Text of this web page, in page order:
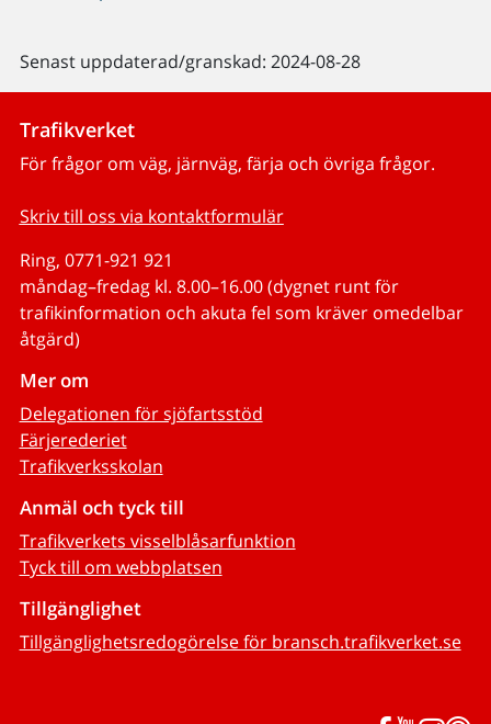
Senast uppdaterad/granskad: 2024-08-28
Trafikverket
För frågor om väg, järnväg, färja och övriga frågor.
Skriv till oss via kontaktformulär
Ring, 0771-921 921
måndag–fredag kl. 8.00–16.00 (dygnet runt för
trafikinformation och akuta fel som kräver omedelbar
åtgärd)
Mer om
Delegationen för sjöfartsstöd
Färjerederiet
Trafikverksskolan
Anmäl och tyck till
Trafikverkets visselblåsarfunktion
Tyck till om webbplatsen
Tillgänglighet
Tillgänglighetsredogörelse för bransch.trafikverket.se